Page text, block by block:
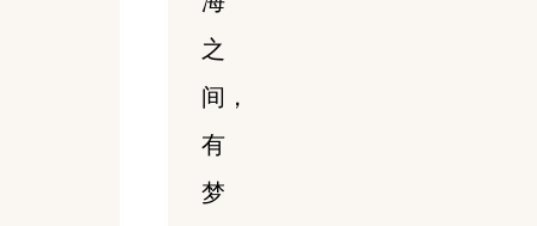
之
间，
有
梦